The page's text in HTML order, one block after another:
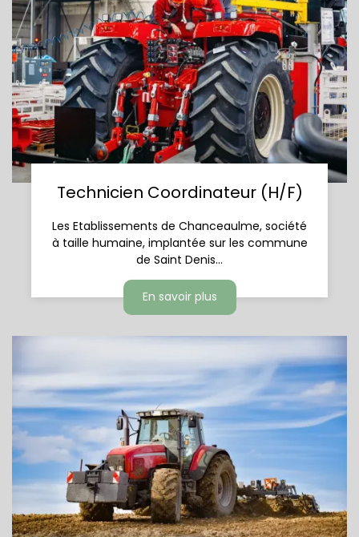
Technicien Coordinateur (H/F)
Les Etablissements de Chanceaulme, société
à taille humaine, implantée sur les commune
de Saint Denis...
En savoir plus